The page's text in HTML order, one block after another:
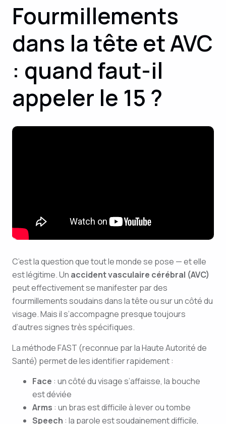
Fourmillements
dans la tête et AVC
: quand faut-il
appeler le 15 ?
C’est la question que tout le monde se pose — et elle
est légitime. Un accident vasculaire cérébral (AVC)
peut effectivement se manifester par des
fourmillements soudains dans la tête ou sur un côté du
visage. Mais il s’accompagne presque toujours
d’autres signes très spécifiques.
La méthode FAST (reconnue par la Haute Autorité de
Santé) permet de les identifier rapidement :
Face : un côté du visage s’affaisse, la bouche
est déviée
Arms : un bras est difficile à lever ou tombe
Speech : la parole est soudainement difficile,